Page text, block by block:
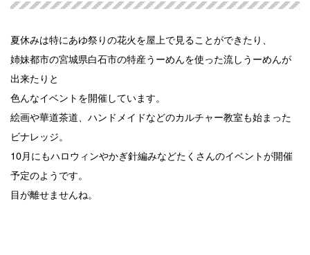
夏休みは特にあゆ祭りの花火を屋上で見ることができたり、
姉妹都市の宮城県白石市の特産うーめんを使った流しうーめんが
出来たりと
色んなイベントを開催しています。
絵画や華道茶道、ハンドメイドなどのカルチャー教室も始まった
ビナレッジ。
10月にもハロウィンやかぎ針編みなどたくさんのイベントが開催
予定のようです。
目が離せませんね。